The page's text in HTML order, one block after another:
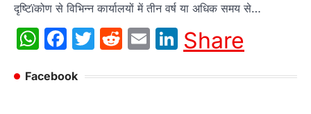
दृष्टिïकोण से विभिन्न कार्यालयों में तीन वर्ष या अधिक समय से…
WhatsApp
Facebook
Twitter
Reddit
EmailLinkedIn
Share
Facebook